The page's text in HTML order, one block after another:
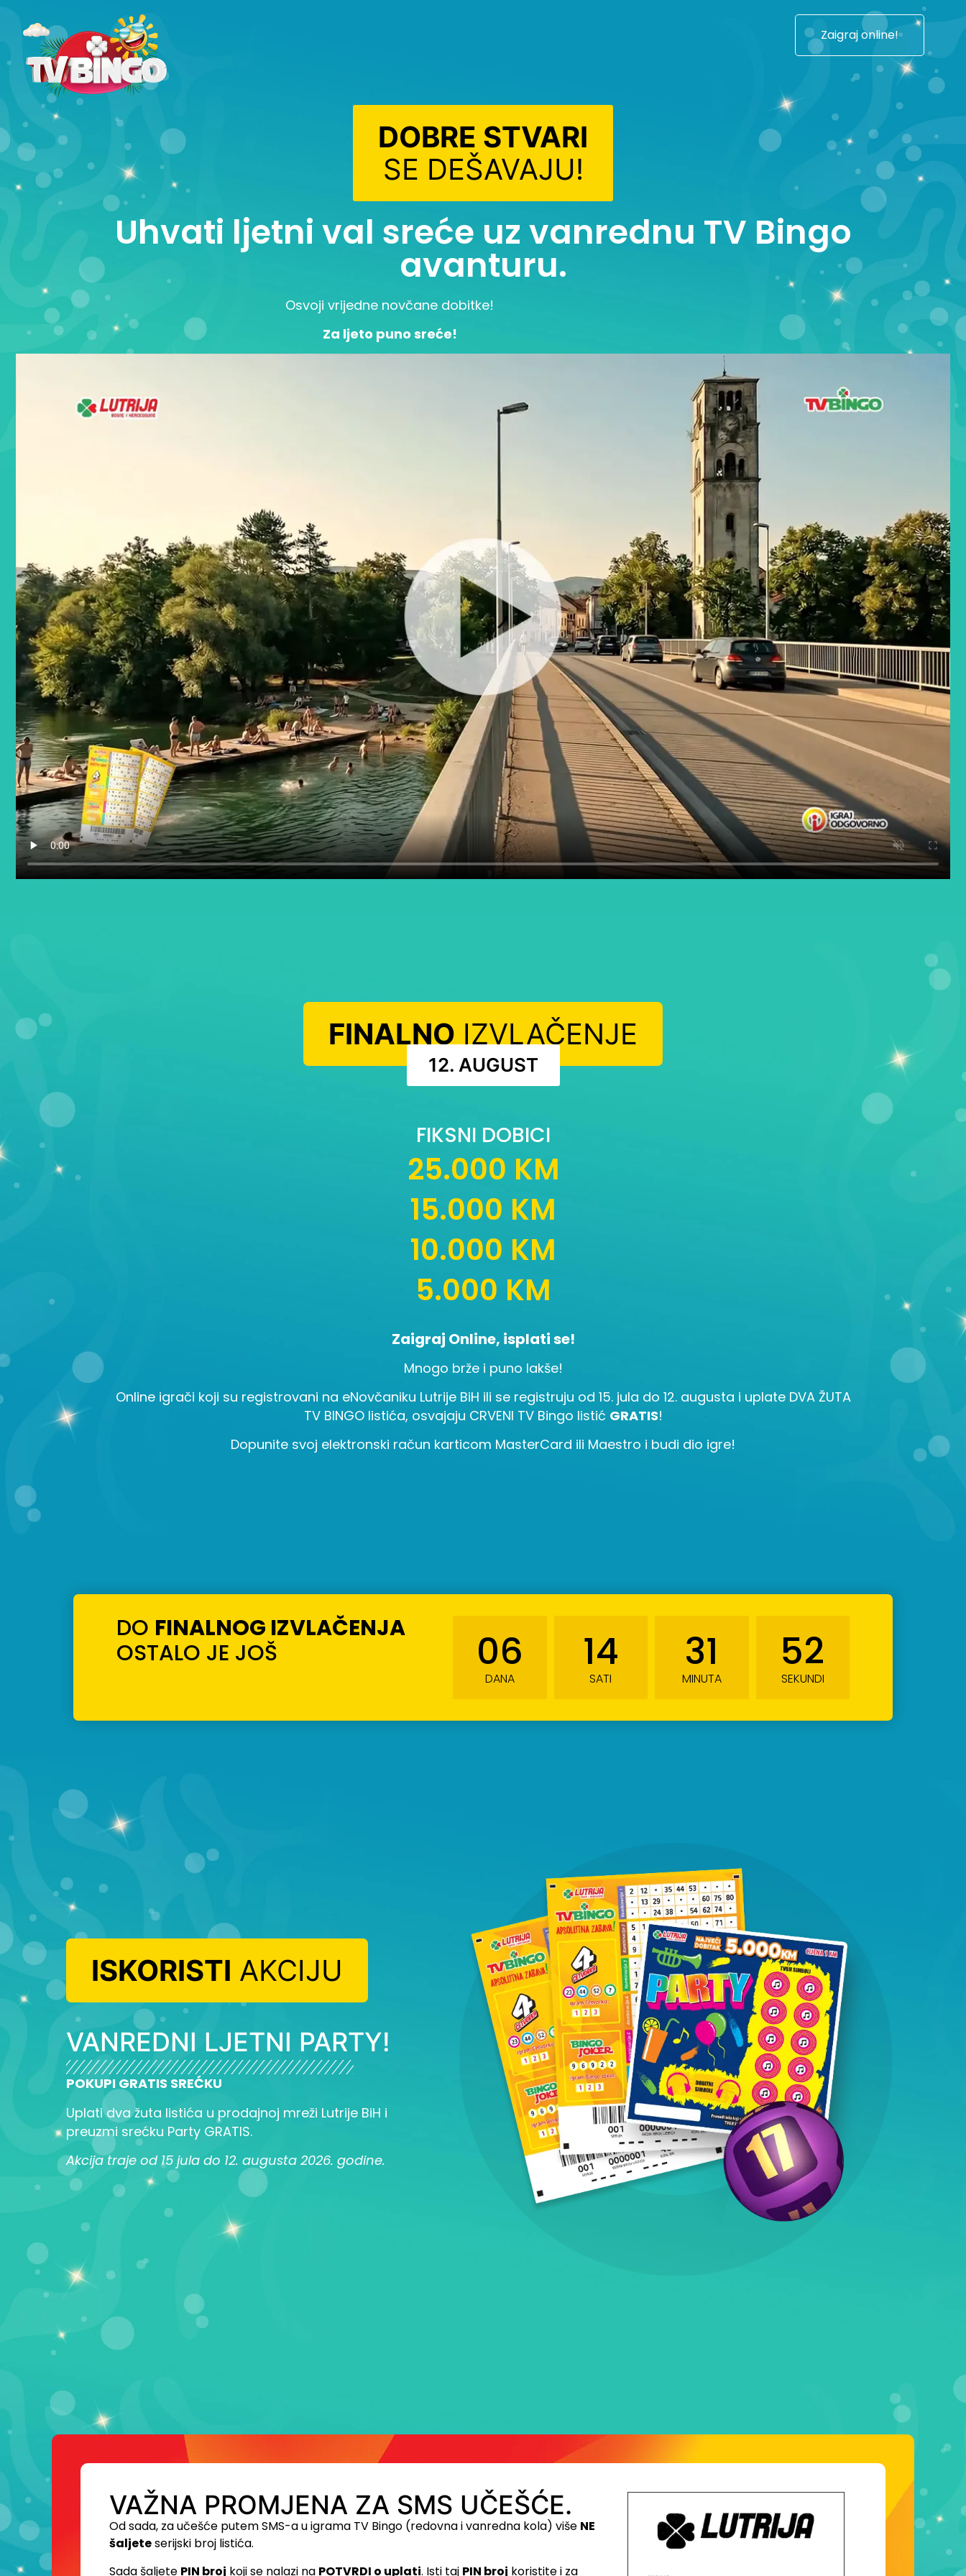
Zaigraj online!
DOBRE STVARI
SE DEŠAVAJU!
Uhvati ljetni val sreće uz vanrednu TV Bingo
avanturu.
Osvoji vrijedne novčane dobitke!
Za ljeto puno sreće!
FINALNO IZVLAČENJE
12. AUGUST
FIKSNI DOBICI
25.000 KM
15.000 KM
10.000 KM
5.000 KM
Zaigraj Online, isplati se!
Mnogo brže i puno lakše!
Online igrači koji su registrovani na eNovčaniku Lutrije BiH ili se registruju od 15. jula do 12. augusta i uplate DVA ŽUTA
TV BINGO listića, osvajaju CRVENI TV Bingo listić GRATIS!
Dopunite svoj elektronski račun karticom MasterCard ili Maestro i budi dio igre!
DO FINALNOG IZVLAČENJA
OSTALO JE JOŠ
06
DANA
14
SATI
31
MINUTA
51
SEKUNDI
ISKORISTI AKCIJU
VANREDNI LJETNI PARTY!
POKUPI GRATIS SREĆKU
Uplati dva žuta listića u prodajnoj mreži Lutrije BiH i
preuzmi srećku Party GRATIS.
Akcija traje od 15 jula do 12. augusta 2026. godine.
VAŽNA PROMJENA ZA SMS UČEŠĆE.
Od sada, za učešće putem SMS-a u igrama TV Bingo (redovna i vanredna kola) više NE
šaljeteserijski broj listića.
Sada šaljete PIN broj koji se nalazi na POTVRDI o uplati. Isti taj PIN broj koristite i za